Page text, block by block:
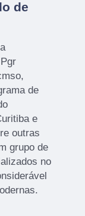
de
de
e
outras
grupo de
no